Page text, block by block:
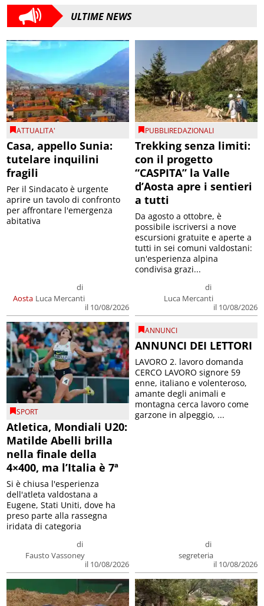
ULTIME NEWS
ATTUALITA'
Casa, appello Sunia:
tutelare inquilini
fragili
Aosta
di
Luca Mercanti
il 10/08/2026
Per il Sindacato è urgente
aprire un tavolo di confronto
per affrontare l'emergenza
abitativa
PUBBLIREDAZIONALI
Trekking senza limiti:
con il progetto
“CASPITA” la Valle
d’Aosta apre i sentieri
a tutti
di
Luca Mercanti
il 10/08/2026
Da agosto a ottobre, è
possibile iscriversi a nove
escursioni gratuite e aperte a
tutti in sei comuni valdostani:
un'esperienza alpina
condivisa grazi...
SPORT
Atletica, Mondiali U20:
Matilde Abelli brilla
nella finale della
4×400, ma l’Italia è 7ª
di
Fausto Vassoney
il 10/08/2026
Si è chiusa l'esperienza
dell'atleta valdostana a
Eugene, Stati Uniti, dove ha
preso parte alla rassegna
iridata di categoria
ANNUNCI
ANNUNCI DEI LETTORI
di
segreteria
il 10/08/2026
LAVORO 2. lavoro domanda
CERCO LAVORO signore 59
enne, italiano e volenteroso,
amante degli animali e
montagna cerca lavoro come
garzone in alpeggio, ...